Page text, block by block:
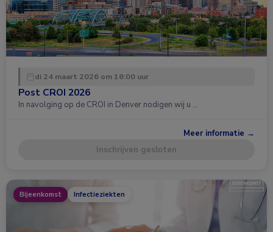
di 24 maart 2026 om 18:00 uur
Post CROI 2026
In navolging op de CROI in Denver nodigen wij u …
Meer informatie →
Inschrijven gesloten
Bijeenkomst Infectieziekten